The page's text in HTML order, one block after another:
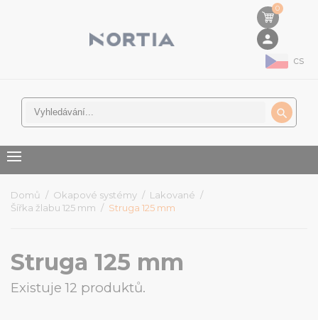
0
person
cs

Domů Okapové systémy
Lakované
Šířka žlabu 125 mm
Struga 125 mm
Struga 125 mm
Existuje 12 produktů.